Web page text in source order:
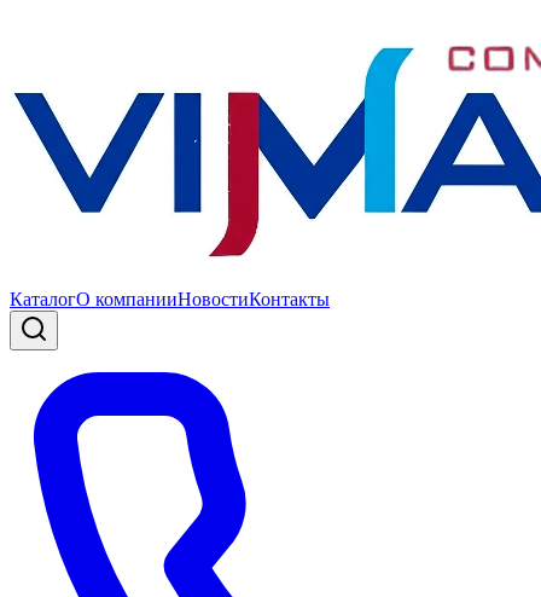
КаталогО компанииНовостиКонтакты